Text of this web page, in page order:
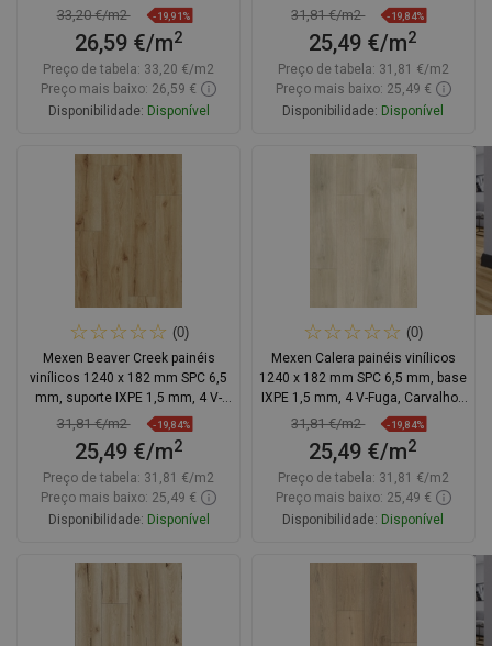
Fuga, Jatoba
33,20 €/m2 -19,91%
26,59 €/m2
Preço de tabela: 33,20 €/m2
Preço mais baixo: 26,59 €
Disponibilidade: Disponível
Adicionar
Carvalho - F1041-1240-182-505-
31,81 €/m2 -19,84%
25,49 €/m2
Preço de tabela: 31,81 €/m2
Preço mais baixo: 25,49 €
Disponibilidade: Disponível
Adicionar
(0)
Mexen Beaver Creek painéis
vinílicos 1240 x 182 mm SPC 6,5
mm, suporte IXPE 1,5 mm, 4 V-
Fuga, Carvalho
31,81 €/m2 -19,84%
25,49 €/m2
Preço de tabela: 31,81 €/m2
Preço mais baixo: 25,49 €
Disponibilidade: Disponível
Adicionar
(0)
Mexen Calera painéis vinílicos
1240 x 182 mm SPC 6,5 mm, base
IXPE 1,5 mm, 4 V-Fuga, Carvalho -
F1020-1240-182-505-4V1-01
31,81 €/m2 -19,84%
25,49 €/m2
Preço de tabela: 31,81 €/m2
Preço mais baixo: 25,49 €
Disponibilidade: Disponível
Adicionar